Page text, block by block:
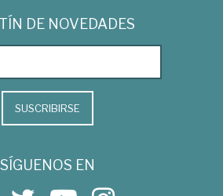
DE NOVEDADES
SUSCRIBIRSE
SÍGUENOS EN